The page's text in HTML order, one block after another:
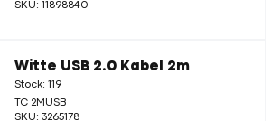
SKU: 11898840
Witte USB 2.0 Kabel 2m
Stock: 119
TC 2MUSB
SKU: 3265178